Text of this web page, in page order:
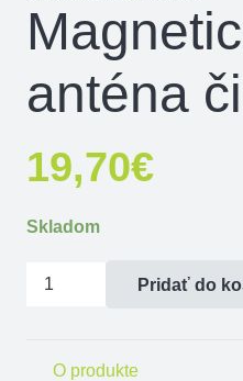
anténa
19,70€
Skladom
množstvo
čierna
Pridať do
O produkte